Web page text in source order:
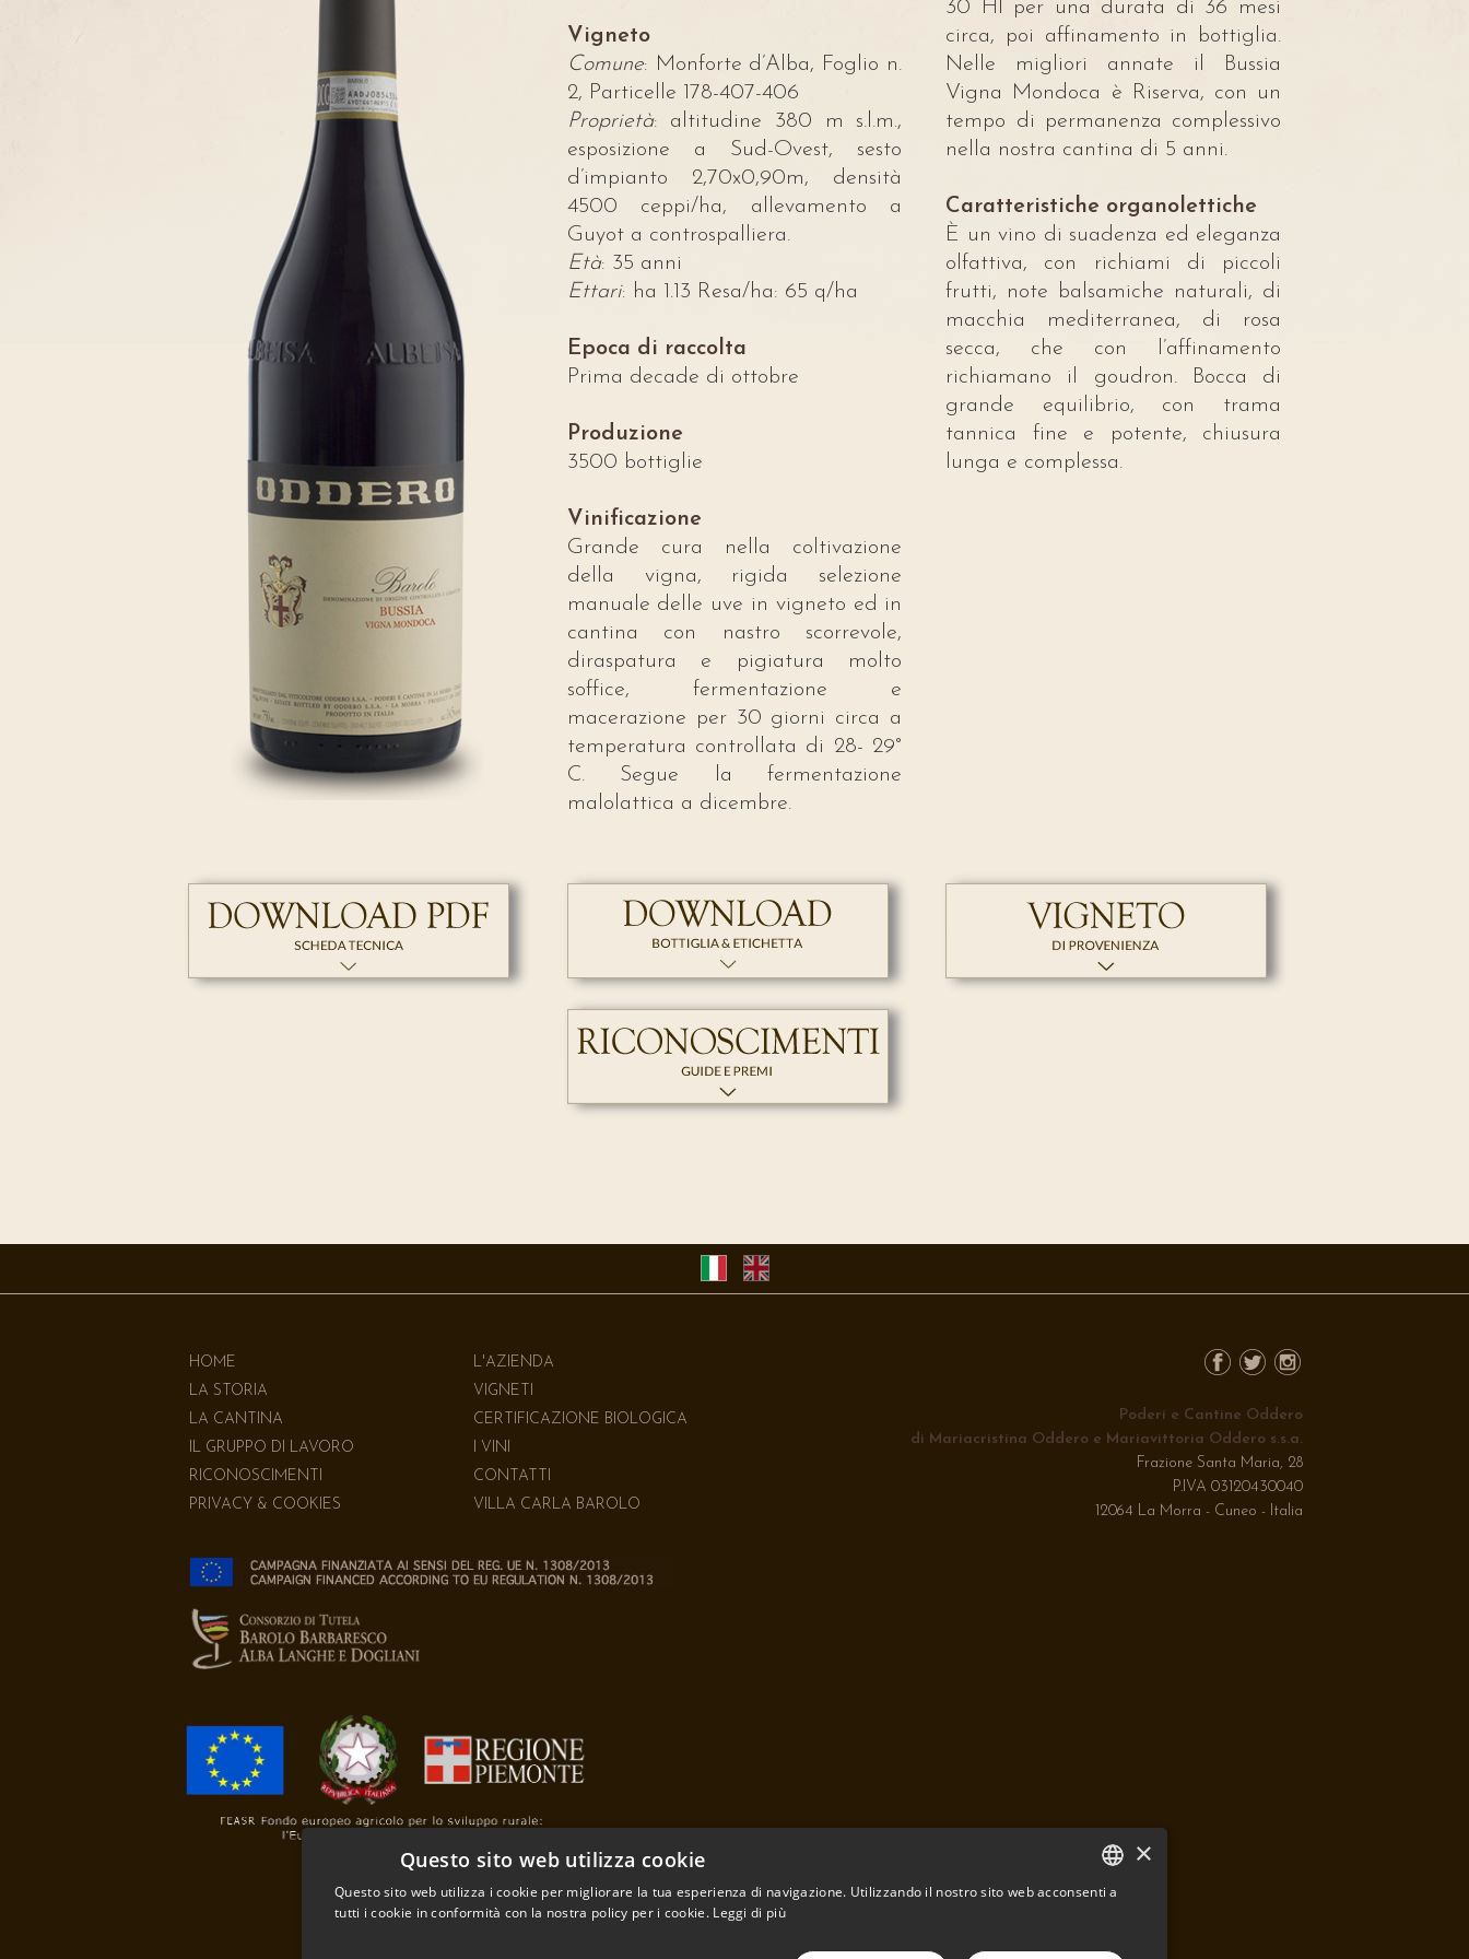
Vigneto
Comune: Monforte d’Alba, Foglio n.
2, Particelle 178-407-406
Proprietà: altitudine 380 m s.l.m.,
esposizione a Sud-Ovest, sesto
d’impianto 2,70x0,90m, densità
4500 ceppi/ha, allevamento a
Guyot a controspalliera.
Età: 35 anni
Ettari: ha 1.13 Resa/ha: 65 q/ha
Epoca di raccolta
Prima decade di ottobre
Produzione
3500 bottiglie
Vinificazione
Grande cura nella coltivazione
della vigna, rigida selezione
manuale delle uve in vigneto ed in
cantina con nastro scorrevole,
diraspatura e pigiatura molto
soffice, fermentazione e
macerazione per 30 giorni circa a
temperatura controllata di 28- 29°
C. Segue la fermentazione
malolattica a dicembre.
30 Hl per una durata di 36 mesi
circa, poi affinamento in bottiglia.
Nelle migliori annate il Bussia
Vigna Mondoca è Riserva, con un
tempo di permanenza complessivo
nella nostra cantina di 5 anni.
Caratteristiche organolettiche
È un vino di suadenza ed eleganza
olfattiva, con richiami di piccoli
frutti, note balsamiche naturali, di
macchia mediterranea, di rosa
secca, che con l’affinamento
richiamano il goudron. Bocca di
grande equilibrio, con trama
tannica fine e potente, chiusura
lunga e complessa.
HOME
L'AZIENDA
LA STORIA
VIGNETI
LA CANTINA
CERTIFICAZIONE BIOLOGICA
IL GRUPPO DI LAVORO
I VINI
RICONOSCIMENTI
CONTATTI
PRIVACY & COOKIES
VILLA CARLA BAROLO
Poderi e Cantine Oddero
di Mariacristina Oddero e Mariavittoria Oddero s.s.a.
Frazione Santa Maria, 28
P.IVA 03120430040
12064 La Morra - Cuneo - Italia
×
Questo sito web utilizza cookie
Questo sito web utilizza i cookie per migliorare la tua esperienza di navigazione. Utilizzando il nostro sito web acconsenti a
tutti i cookie in conformità con la nostra policy per i cookie. Leggi di più